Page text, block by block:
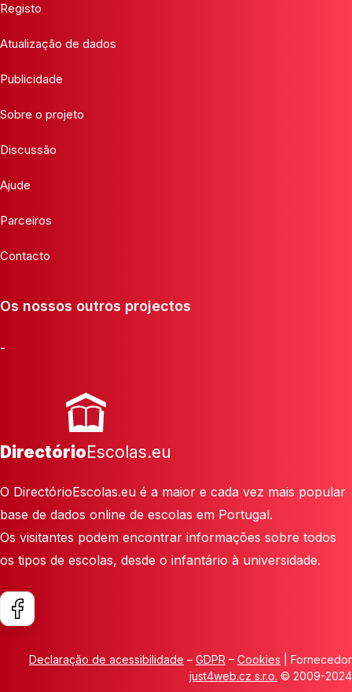
Registo
Atualização de dados
Publicidade
Sobre o projeto
Discussão
Ajude
Parceiros
Contacto
Os nossos outros projectos
-
DirectórioEscolas.eu
O DirectórioEscolas.eu é a maior e cada vez mais popular
base de dados online de escolas em Portugal.
Os visitantes podem encontrar informações sobre todos
os tipos de escolas, desde o infantário à universidade.
Declaração de acessibilidade – GDPR – Cookies | Fornecedor
just4web.cz s.r.o. © 2009-2024